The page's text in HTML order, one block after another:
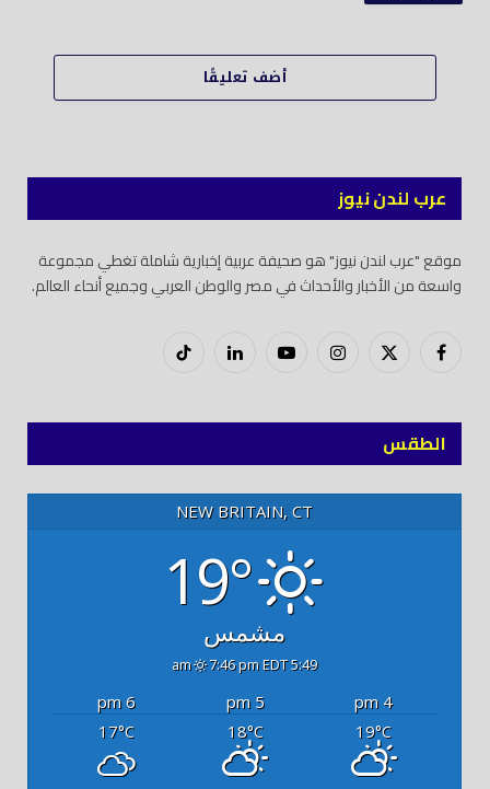
أضف تعليقًا
عرب لندن نيوز
موقع "عرب لندن نيوز" هو صحيفة عربية إخبارية شاملة تغطي مجموعة
واسعة من الأخبار والأحداث في مصر والوطن العربي وجميع أنحاء العالم.
فيسبوكX
إنستغراميوتيوب لينكدود
تيك
الطقس
NEW BRITAIN, CT
19°
مشمس
5:49 am
7:46 pm EDT
4 pm
5 pm
6 pm
19°C
18°C
17°C